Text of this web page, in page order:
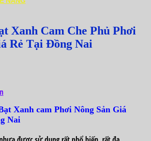
Xanh Cam Che Phủ Phơi
Rẻ Tại Đồng Nai
Xanh cam Phơi Nông Sản Giá
Nai